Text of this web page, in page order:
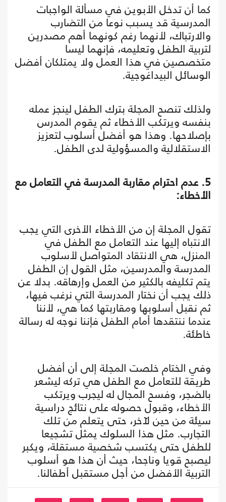
كما أن تدخل الأبوين في مسألة الواجبات
المدرسية قد يسبب نوعا من التضارب
والارتباك، لأنهما رغم كونهما أهم مصدرين
لتربية الطفل وتعليمه، فإنهما ليسا
متخصصين في هذا العمل ولا يمتلكان أفضل
الوسائل البيداغوجية.
ولذلك تنصح المجلة بترك الطفل لينجز عمله
بنفسه ويرتكب الأخطاء ثم يقوم المدرس
بإصلاحها. وهذا هو أفضل أسلوب لتعزيز
الاستقلالية والمسؤولية لدى الطفل.
5. عدم احترام مقاربة المدرسة في التعامل مع
الأخطاء:
تقول المجلة إن من الأخطاء الأخرى التي يجب
الانتباه إليها عند التعامل مع الطفل في
المنزل، هي الانتقاد المتواصل لأسلوب
المدرسة والمدرسين، مثل القول إن الطفل
يتم تكليفه بالكثير من العمل وإرهاقه. بدلا عن
ذلك يجب أن نختار المدرسة التي نرغب فيها،
ثم نقبل أسلوبها ومقاربتها كما هي، لأننا
عندما ننتقدها أمام الطفل فإننا نوجه له رسالة
خاطئة.
وفي الختام خلصت المجلة إلى أن أفضل
طريقة للتعامل مع الطفل هي تركه ليشعر
بالضجر، وفسح المجال له ليجرب ويرتكب
الأخطاء، وقبول حصوله على نتائج دراسية
سيئة من حين لآخر، حتى يتعلم من تلك
التجارب. مثل هذا السلوك يمثل تشجيعا
للطفل حتى يكتسب شخصية مستقلة، ويكبر
ليصبح قويا وناجحا، حيث أن هذا هو أسلوب
التربية الأفضل من أجل مستقبل أطفالنا.